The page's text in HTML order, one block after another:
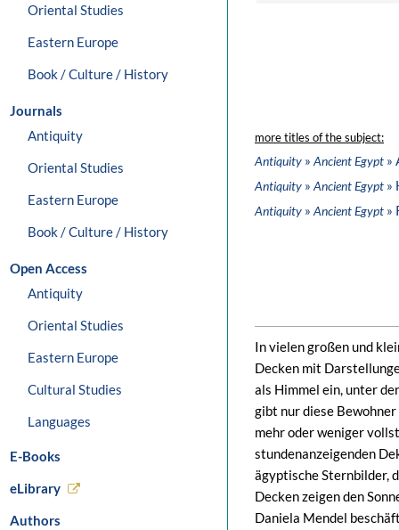
Oriental Studies
Eastern Europe
Book / Culture / History
Journals
Antiquity
Oriental Studies
Eastern Europe
Book / Culture / History
Open Access
Antiquity
Oriental Studies
Eastern Europe
Cultural Studies
Languages
E-Books
eLibrary
Authors
more titles of the subject:
Antiquity » Ancient Egypt »
Antiquity » Ancient Egypt »
Antiquity » Ancient Egypt »
In vielen großen und
Decken mit
als Himmel ein, unter
gibt nur diese
mehr oder weniger
stundenanzeigenden
ägyptische Sternbilder,
Decken zeigen den
Daniela Mendel